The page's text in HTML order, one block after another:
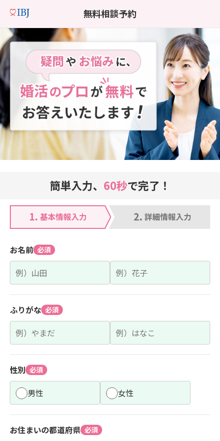
無料相談予約
簡単入力、 60秒で完了！
1. 基本情報入力 2. 詳細情報入力
お名前 必須
ふりがな 必須
性別 必須
男性 女性
お住まいの都道府県 必須